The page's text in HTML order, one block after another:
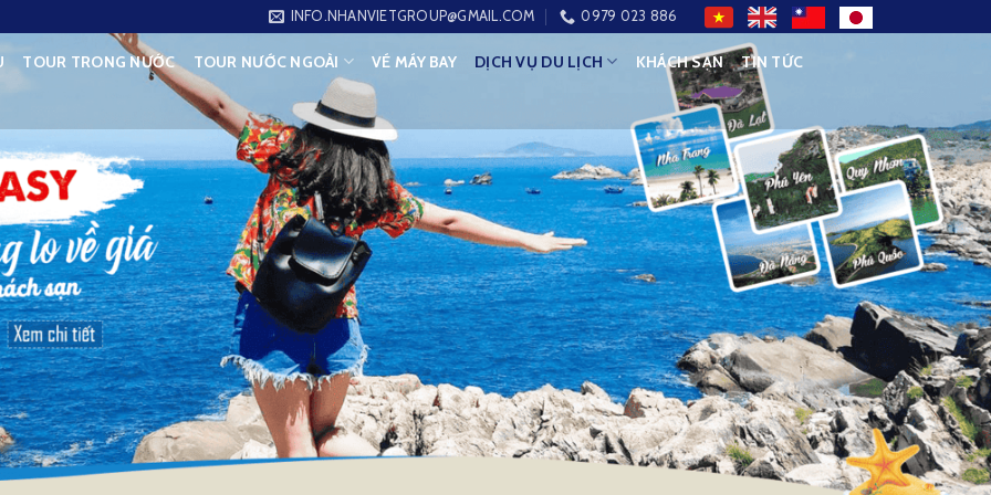
INFO.NHANVIETGROUP@GMAIL.COM 0979 023 886
TOUR TRONG NƯỚC TOUR NƯỚC NGOÀI VÉ MÁY BAY DỊCH VỤ DU LỊCH KHÁCH SẠN TIN TỨC